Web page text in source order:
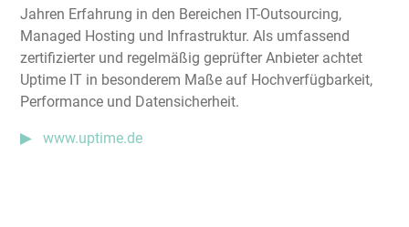
Jahren Erfahrung in den Bereichen IT-Outsourcing,
Managed Hosting und Infrastruktur. Als umfassend
zertifizierter und regelmäßig geprüfter Anbieter achtet
Uptime IT in besonderem Maße auf Hochverfügbarkeit,
Performance und Datensicherheit.
www.uptime.de